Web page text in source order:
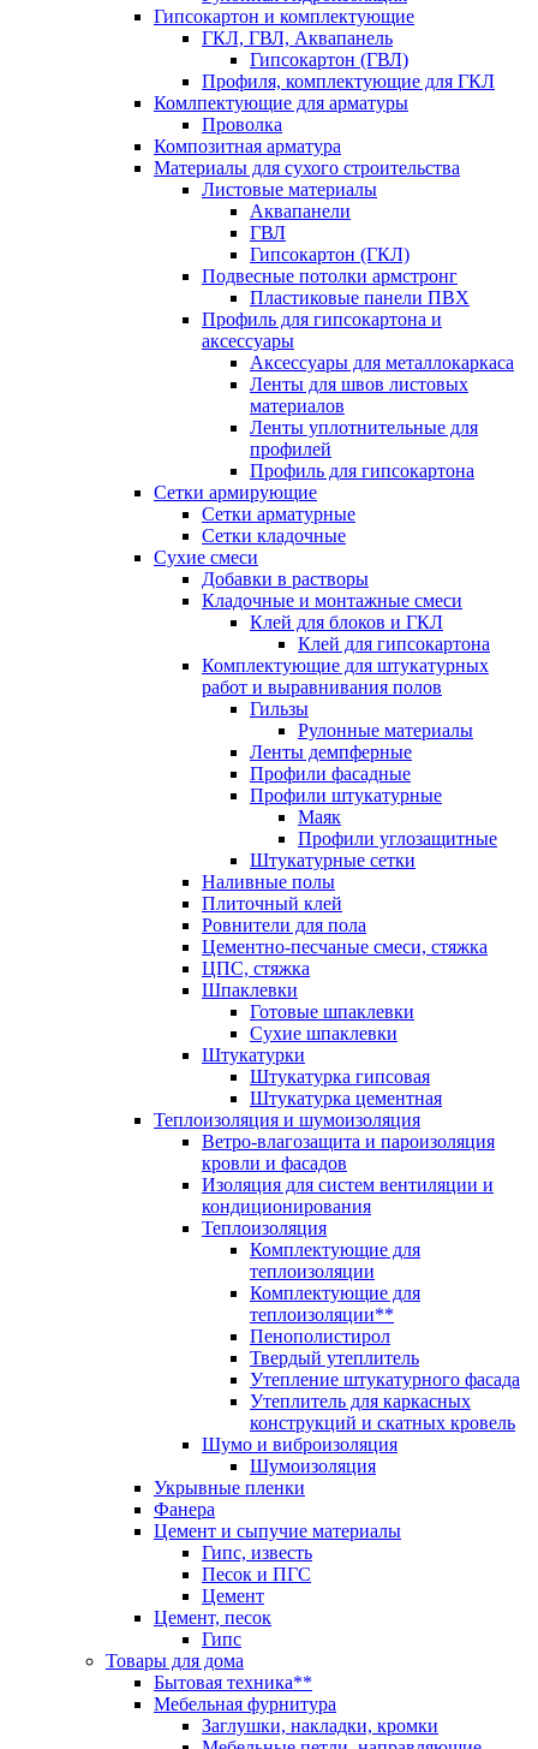
Гипсокартон и комплектующие
ГКЛ, ГВЛ, Аквапанель
Гипсокартон (ГВЛ)
Профиля, комплектующие для ГКЛ
Комлпектующие для арматуры
Проволка
Композитная арматура
Материалы для сухого строительства
Листовые материалы
Аквапанели
ГВЛ
Гипсокартон (ГКЛ)
Подвесные потолки армстронг
Пластиковые панели ПВХ
Профиль для гипсокартона и
аксессуары
Аксессуары для металлокаркаса
Ленты для швов листовых
материалов
Ленты уплотнительные для
профилей
Профиль для гипсокартона
Сетки армирующие
Сетки арматурные
Сетки кладочные
Сухие смеси
Добавки в растворы
Кладочные и монтажные смеси
Клей для блоков и ГКЛ
Клей для гипсокартона
Комплектующие для штукатурных
работ и выравнивания полов
Гильзы
Рулонные материалы
Ленты демпферные
Профили фасадные
Профили штукатурные
Маяк
Профили углозащитные
Штукатурные сетки
Наливные полы
Плиточный клей
Ровнители для пола
Цементно-песчаные смеси, стяжка
ЦПС, стяжка
Шпаклевки
Готовые шпаклевки
Сухие шпаклевки
Штукатурки
Штукатурка гипсовая
Штукатурка цементная
Теплоизоляция и шумоизоляция
Ветро-влагозащита и пароизоляция
кровли и фасадов
Изоляция для систем вентиляции и
кондиционирования
Теплоизоляция
Комплектующие для
теплоизоляции
Комплектующие для
теплоизоляции**
Пенополистирол
Твердый утеплитель
Утепление штукатурного фасада
Утеплитель для каркасных
конструкций и скатных кровель
Шумо и виброизоляция
Шумоизоляция
Укрывные пленки
Фанера
Цемент и сыпучие материалы
Гипс, известь
Песок и ПГС
Цемент
Цемент, песок
Гипс
Товары для дома
Бытовая техника**
Мебельная фурнитура
Заглушки, накладки, кромки